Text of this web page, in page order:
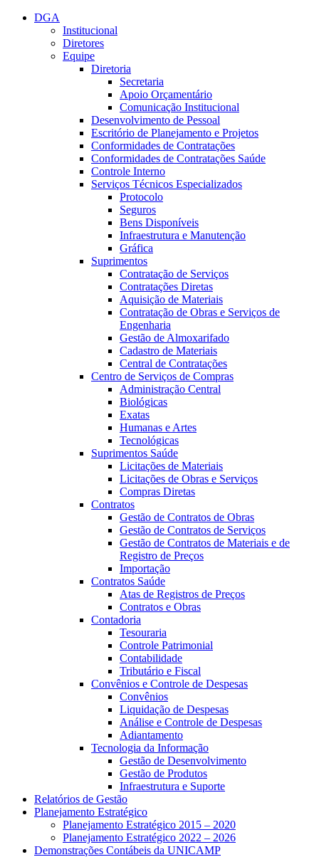
Conteúdo principal
DGA
Institucional
Diretores
Equipe
Diretoria
Secretaria
Apoio Orçamentário
Comunicação Institucional
Desenvolvimento de Pessoal
Escritório de Planejamento e Projetos
Conformidades de Contratações
Conformidades de Contratações Saúde
Controle Interno
Serviços Técnicos Especializados
Protocolo
Seguros
Bens Disponíveis
Infraestrutura e Manutenção
Gráfica
Suprimentos
Contratação de Serviços
Contratações Diretas
Aquisição de Materiais
Contratação de Obras e Serviços de
Engenharia
Gestão de Almoxarifado
Cadastro de Materiais
Central de Contratações
Centro de Serviços de Compras
Administração Central
Biológicas
Exatas
Humanas e Artes
Tecnológicas
Suprimentos Saúde
Licitações de Materiais
Licitações de Obras e Serviços
Compras Diretas
Contratos
Gestão de Contratos de Obras
Gestão de Contratos de Serviços
Gestão de Contratos de Materiais e de
Registro de Preços
Importação
Contratos Saúde
Atas de Registros de Preços
Contratos e Obras
Contadoria
Tesouraria
Controle Patrimonial
Contabilidade
Tributário e Fiscal
Convênios e Controle de Despesas
Convênios
Liquidação de Despesas
Análise e Controle de Despesas
Adiantamento
Tecnologia da Informação
Gestão de Desenvolvimento
Gestão de Produtos
Infraestrutura e Suporte
Relatórios de Gestão
Planejamento Estratégico
Planejamento Estratégico 2015 – 2020
Planejamento Estratégico 2022 – 2026
Demonstrações Contábeis da UNICAMP